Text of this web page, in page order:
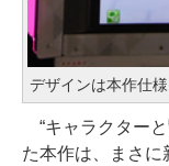
デザインは本作仕
“キャラクター
た本作は、まさ